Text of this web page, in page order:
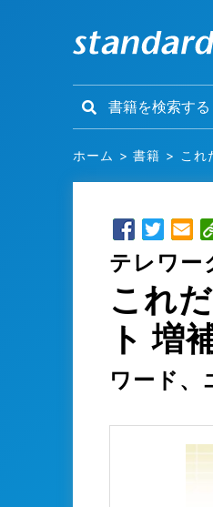
ホーム >書籍 > これ
テレワー
これ
ト 増
ワード、